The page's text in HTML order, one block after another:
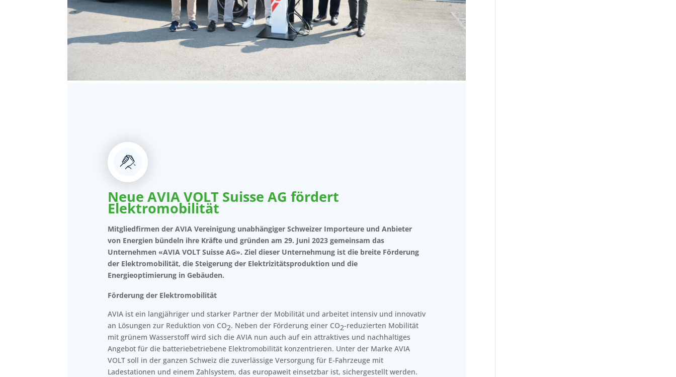
Neue AVIA VOLT Suisse AG fördert
Elektromobilität
Mitgliedfirmen der AVIA Vereinigung unabhängiger Schweizer Importeure und Anbieter
von Energien bündeln ihre Kräfte und gründen am 29. Juni 2023 gemeinsam das
Unternehmen «AVIA VOLT Suisse AG». Ziel dieser Unternehmung ist die breite Förderung
der Elektromobilität, die Steigerung der Elektrizitätsproduktion und die
Energieoptimierung in Gebäuden.
Förderung der Elektromobilität
AVIA ist ein langjähriger und starker Partner der Mobilität und arbeitet intensiv und innovativ
an Lösungen zur Reduktion von CO2. Neben der Förderung einer CO2-reduzierten Mobilität
mit grünem Wasserstoff wird sich die AVIA nun auch auf ein attraktives und nachhaltiges
Angebot für die batteriebetriebene Elektromobilität konzentrieren. Unter der Marke AVIA
VOLT soll in der ganzen Schweiz die zuverlässige Versorgung für E-Fahrzeuge mit
Ladestationen und einem Zahlsystem, das europaweit einsetzbar ist, sichergestellt werden.